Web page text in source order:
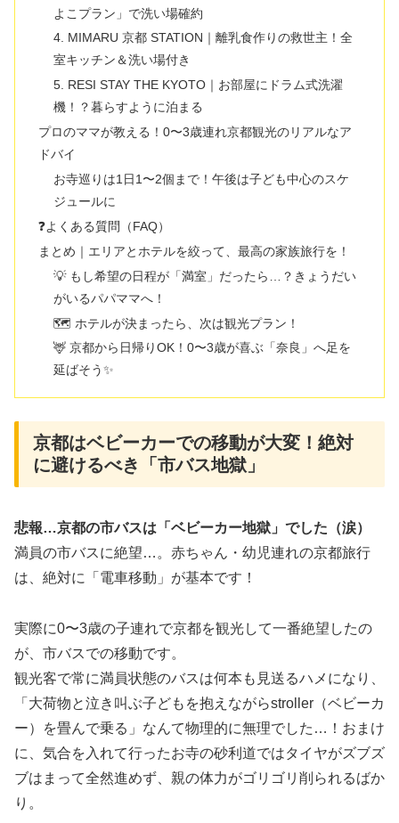
よこプラン」で洗い場確約
4. MIMARU 京都 STATION｜離乳食作りの救世主！全
室キッチン＆洗い場付き
5. RESI STAY THE KYOTO｜お部屋にドラム式洗濯
機！？暮らすように泊まる
プロのママが教える！0〜3歳連れ京都観光のリアルなア
ドバイ
お寺巡りは1日1〜2個まで！午後は子ども中心のスケ
ジュールに
❓よくある質問（FAQ）
まとめ｜エリアとホテルを絞って、最高の家族旅行を！
💡 もし希望の日程が「満室」だったら…？きょうだい
がいるパパママへ！
🗺️ ホテルが決まったら、次は観光プラン！
🦌 京都から日帰りOK！0〜3歳が喜ぶ「奈良」へ足を
延ばそう✨
京都はベビーカーでの移動が大変！絶対
に避けるべき「市バス地獄」
悲報…京都の市バスは「ベビーカー地獄」でした（涙）
満員の市バスに絶望…。赤ちゃん・幼児連れの京都旅行
は、絶対に「電車移動」が基本です！
実際に0〜3歳の子連れで京都を観光して一番絶望したの
が、市バスでの移動です。
観光客で常に満員状態のバスは何本も見送るハメになり、
「大荷物と泣き叫ぶ子どもを抱えながらstroller（ベビーカ
ー）を畳んで乗る」なんて物理的に無理でした…！おまけ
に、気合を入れて行ったお寺の砂利道ではタイヤがズブズ
ブはまって全然進めず、親の体力がゴリゴリ削られるばか
り。